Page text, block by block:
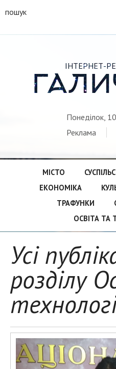
пошук
ІНТЕРНЕТ-
Понеділок,
Реклама
МІСТО
ЕКОНОМІКА
ТРАФУНКИ
ОСВІТА ТА
Усі
розділу